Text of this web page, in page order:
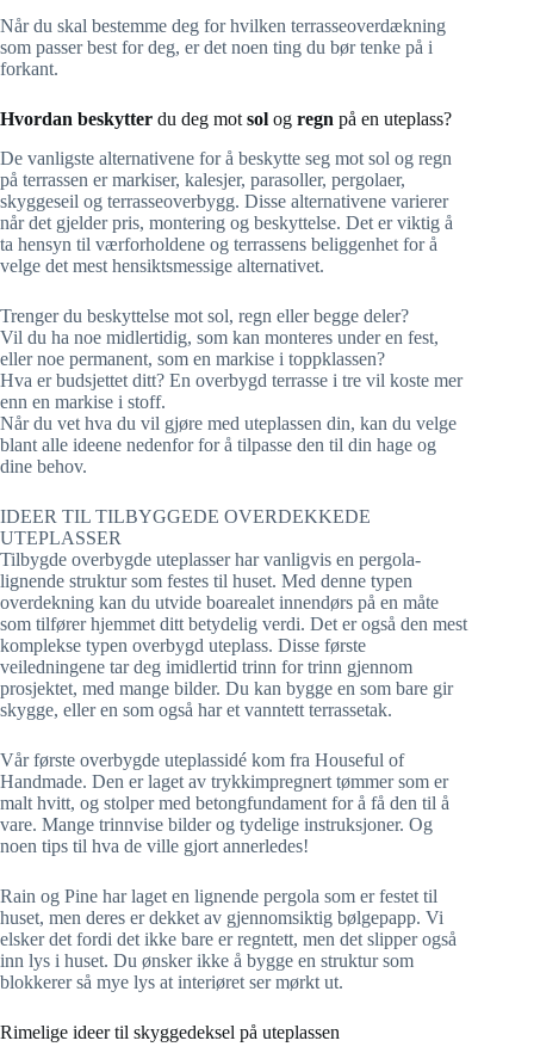
Når du skal bestemme deg for hvilken terrasseoverdækning
som passer best for deg, er det noen ting du bør tenke på i
forkant.
Hvordan beskytter du deg mot sol og regn på en uteplass?
De vanligste alternativene for å beskytte seg mot sol og regn
på terrassen er markiser, kalesjer, parasoller, pergolaer,
skyggeseil og terrasseoverbygg. Disse alternativene varierer
når det gjelder pris, montering og beskyttelse. Det er viktig å
ta hensyn til værforholdene og terrassens beliggenhet for å
velge det mest hensiktsmessige alternativet.
Trenger du beskyttelse mot sol, regn eller begge deler?
Vil du ha noe midlertidig, som kan monteres under en fest,
eller noe permanent, som en markise i toppklassen?
Hva er budsjettet ditt? En overbygd terrasse i tre vil koste mer
enn en markise i stoff.
Når du vet hva du vil gjøre med uteplassen din, kan du velge
blant alle ideene nedenfor for å tilpasse den til din hage og
dine behov.
IDEER TIL TILBYGGEDE OVERDEKKEDE
UTEPLASSER
Tilbygde overbygde uteplasser har vanligvis en pergola-
lignende struktur som festes til huset. Med denne typen
overdekning kan du utvide boarealet innendørs på en måte
som tilfører hjemmet ditt betydelig verdi. Det er også den mest
komplekse typen overbygd uteplass. Disse første
veiledningene tar deg imidlertid trinn for trinn gjennom
prosjektet, med mange bilder. Du kan bygge en som bare gir
skygge, eller en som også har et vanntett terrassetak.
Vår første overbygde uteplassidé kom fra Houseful of
Handmade. Den er laget av trykkimpregnert tømmer som er
malt hvitt, og stolper med betongfundament for å få den til å
vare. Mange trinnvise bilder og tydelige instruksjoner. Og
noen tips til hva de ville gjort annerledes!
Rain og Pine har laget en lignende pergola som er festet til
huset, men deres er dekket av gjennomsiktig bølgepapp. Vi
elsker det fordi det ikke bare er regntett, men det slipper også
inn lys i huset. Du ønsker ikke å bygge en struktur som
blokkerer så mye lys at interiøret ser mørkt ut.
Rimelige ideer til skyggedeksel på uteplassen